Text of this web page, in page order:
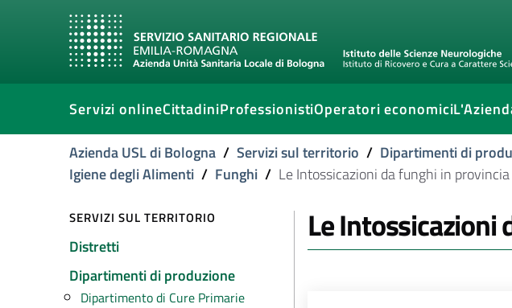
Servizi onlineCittadiniProfessionistiOperatori economici
Azienda USL di Bologna / Servizi sul territorio / Dipartimenti di
Igiene degli Alimenti / Funghi / Le Intossicazioni da funghi in
SERVIZI SUL TERRITORIO
Distretti
Dipartimenti di produzione
Dipartimento di Cure Primarie
Le Intossicazioni